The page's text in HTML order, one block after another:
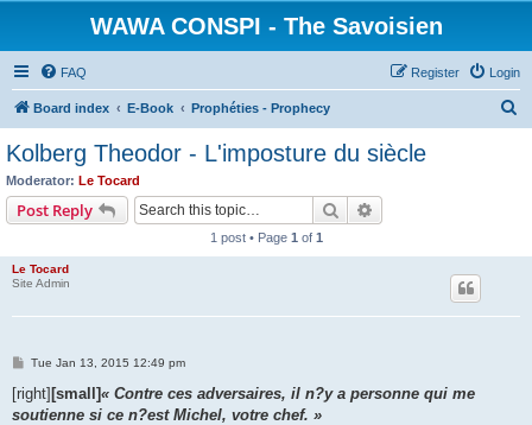
WAWA CONSPI - The Savoisien
FAQ Login
Register
Board index E-Book Prophéties - Prophecy
Kolberg Theodor - L'imposture du siècle
Moderator: Le Tocard
Post Reply Search
1 post • Page 1 of 1
Le Tocard
Site Admin
P
s
t
Tue Jan 13, 2015 12:49 pm
[right][small]« Contre ces adversaires, il n?y a personne qui me
soutienne si ce n?est Michel, votre chef. »